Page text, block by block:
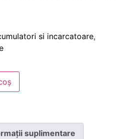
si incarcatoare,
suplimentare